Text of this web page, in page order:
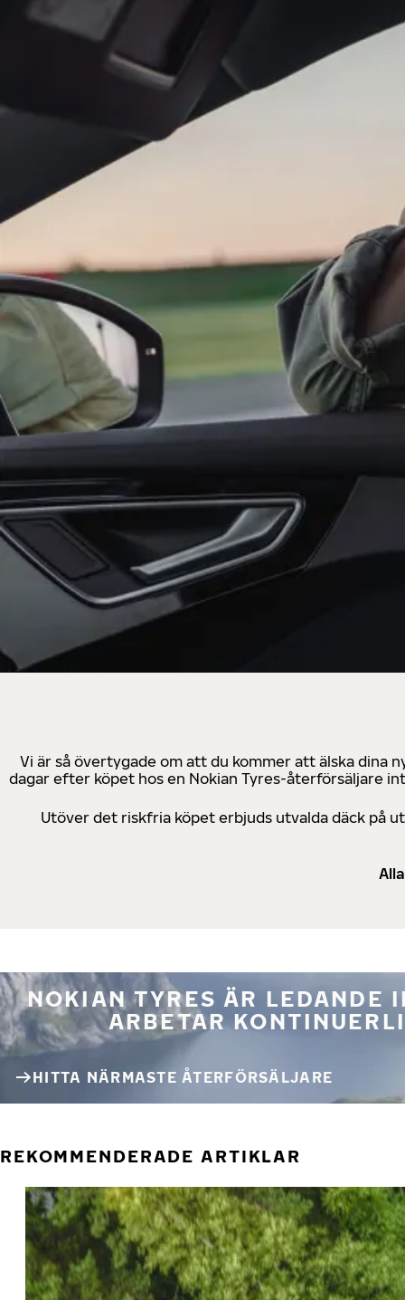
Vi är så övertygade om att du kommer att älska dina
dagar efter köpet hos en Nokian Tyres-återförsäljare
Utöver det riskfria köpet erbjuds utvalda däck på
NOKIAN TYRES ÄR LEDANDE
ARBETAR
HITTA NÄRMASTE ÅTERFÖRSÄLJARE
REKOMMENDERADE ARTIKLAR